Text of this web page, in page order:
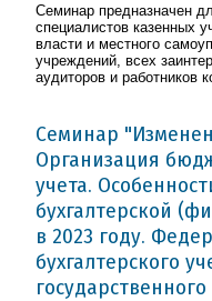
Семинар предназначен
специалистов казенных
власти и местного
учреждений, всех
аудиторов и работников
Семинар
Организация
учета.
бухгалтерской
в 2023 году.
бухгалтерского